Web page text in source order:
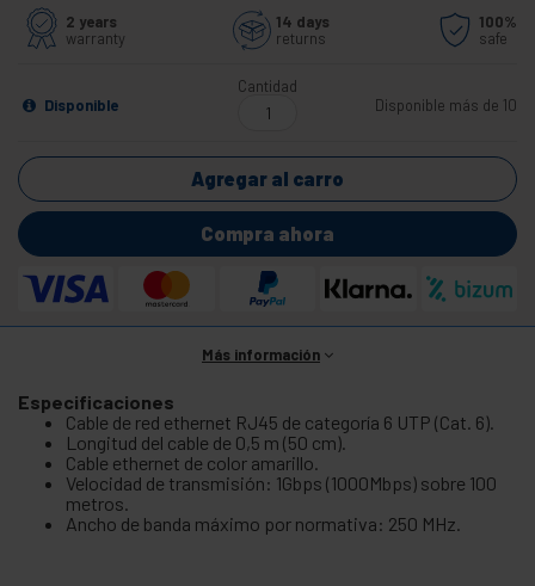
2 years
warranty
14 days
returns
100%
safe
Disponible
Cantidad
Disponible más de 10
Agregar al carro
Compra ahora
Más información
Especificaciones
Cable de red ethernet RJ45 de categoría 6 UTP (Cat. 6).
Longitud del cable de 0,5 m (50 cm).
Cable ethernet de color amarillo.
Velocidad de transmisión: 1Gbps (1000Mbps) sobre 100
metros.
Ancho de banda máximo por normativa: 250 MHz.